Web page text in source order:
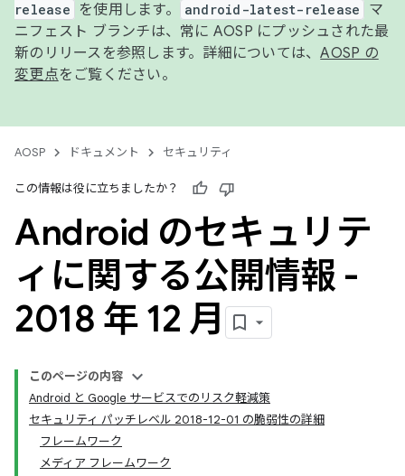
release
を使用します。 android-latest-release
マ
ニフェスト ブランチは、常に AOSP にプッシュされた最
新のリリースを参照します。詳細については、AOSP の
変更点をご覧ください。
AOSP ドキュメント セキュリティ
この情報は役に立ちましたか？
Android のセキュリテ
ィに関する公開情報 -
2018 年 12 月
このページの内容
Android と Google サービスでのリスク軽減策
セキュリティ パッチレベル 2018-12-01 の脆弱性の詳細
フレームワーク
メディア フレームワーク